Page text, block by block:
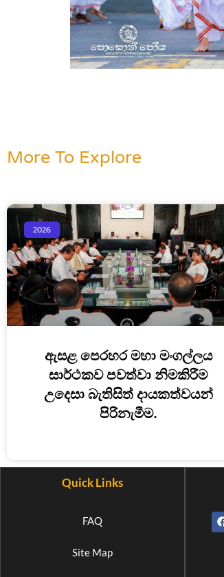
More To Explore
2026
ඇසළ පෙරහර මහා මංගල්ලය
සාර්ථකව පවත්වා නිමකිරීම
උදෙසා බැතිසිත් දායකත්වයන්
පිරිනැමීම.
Quick Links
FAQ
Site Map